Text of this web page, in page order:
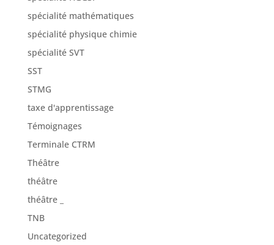
spécialité SVT
SST
STMG
taxe d'apprentissage
Témoignages
Terminale CTRM
Théâtre
théâtre
théâtre _
TNB
Uncategorized
UNESCO
vie des élèves